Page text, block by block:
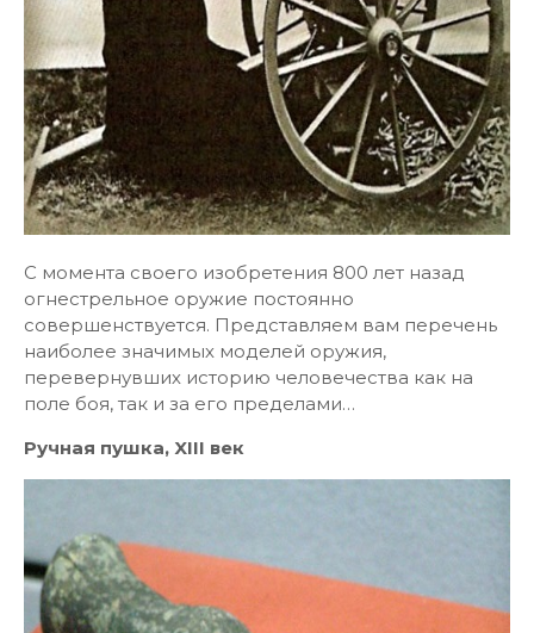
С момента своего изобретения 800 лет назад
огнестрельное оружие постоянно
совершенствуется. Представляем вам перечень
наиболее значимых моделей оружия,
перевернувших историю человечества как на
поле боя, так и за его пределами…
Ручная пушка, XIII век